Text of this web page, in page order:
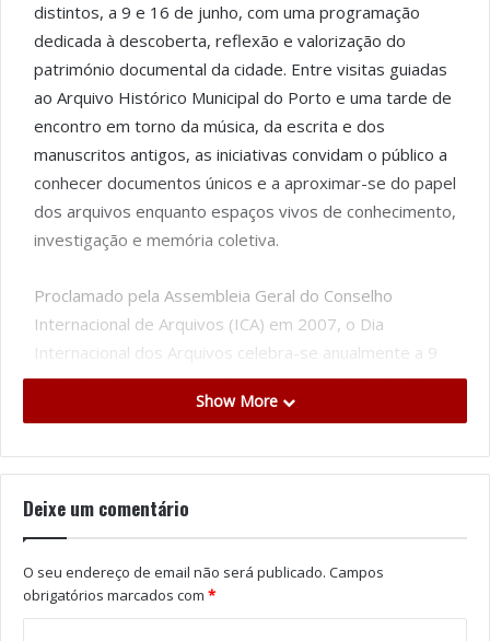
distintos, a 9 e 16 de junho, com uma programação
dedicada à descoberta, reflexão e valorização do
património documental da cidade. Entre visitas guiadas
ao Arquivo Histórico Municipal do Porto e uma tarde de
encontro em torno da música, da escrita e dos
manuscritos antigos, as iniciativas convidam o público a
conhecer documentos únicos e a aproximar-se do papel
dos arquivos enquanto espaços vivos de conhecimento,
investigação e memória coletiva.
Proclamado pela Assembleia Geral do Conselho
Internacional de Arquivos (ICA) em 2007, o Dia
Internacional dos Arquivos celebra-se anualmente a 9
de junho, data que assinala também a criação do ICA
pela UNESCO em 1948.
conhecimento, preservando testemunhos fundamentais
Visitas guiadas
Show More
Deixe um comentário
O seu endereço de email não será publicado. Campos
obrigatórios marcados com *